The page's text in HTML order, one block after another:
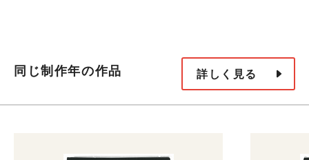
同じ制作年の作品 詳しく見る